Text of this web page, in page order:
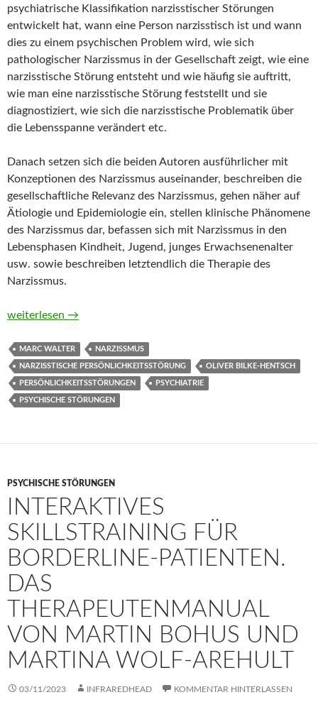
psychiatrische Klassifikation narzisstischer Störungen
entwickelt hat, wann eine Person narzisstisch ist und wann
dies zu einem psychischen Problem wird, wie sich
pathologischer Narzissmus in der Gesellschaft zeigt, wie eine
narzisstische Störung entsteht und wie häufig sie auftritt,
wie man eine narzisstische Störung feststellt und sie
diagnostiziert, wie sich die narzisstische Problematik über
die Lebensspanne verändert etc.
Danach setzen sich die beiden Autoren ausführlicher mit
Konzeptionen des Narzissmus auseinander, beschreiben die
gesellschaftliche Relevanz des Narzissmus, gehen näher auf
Ätiologie und Epidemiologie ein, stellen klinische Phänomene
des Narzissmus dar, befassen sich mit Narzissmus in den
Lebensphasen Kindheit, Jugend, junges Erwachsenenalter
usw. sowie beschreiben letztendlich die Therapie des
Narzissmus.
Narzissmus. Grundlagen – Formen – Interventionen von
weiterlesen →
MARC WALTER NARZISSMUS
NARZISSTISCHE PERSÖNLICHKEITSSTÖRUNG OLIVER BILKE-HENTSCH
PERSÖNLICHKEITSSTÖRUNGEN PSYCHIATRIE
PSYCHISCHE STÖRUNGEN
PSYCHISCHE STÖRUNGEN
INTERAKTIVES
SKILLSTRAINING FÜR
BORDERLINE-PATIENTEN.
DAS
THERAPEUTENMANUAL
VON MARTIN BOHUS UND
MARTINA WOLF-AREHULT
03/11/2023 INFRAREDHEAD KOMMENTAR HINTERLASSEN